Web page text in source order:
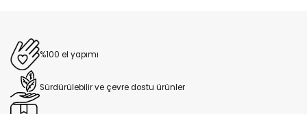
%100 el yapımı
Sürdürülebilir ve çevre dostu ürünler